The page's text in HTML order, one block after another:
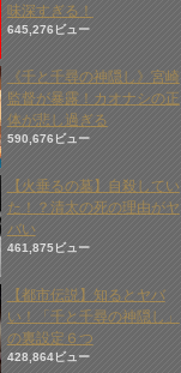
味深すぎる！
645,276ビュー
《千と千尋の神隠し》宮崎
監督が暴露！カオナシの正
体が悲し過ぎる
590,676ビュー
【火垂るの墓】自殺してい
た！？清太の死の理由がヤ
バい
461,875ビュー
【都市伝説】知るとヤバ
い！「千と千尋の神隠し」
の裏設定６つ
428,864ビュー